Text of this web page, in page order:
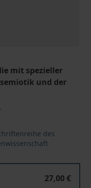
mit spezieller
und der
des
27,00 €